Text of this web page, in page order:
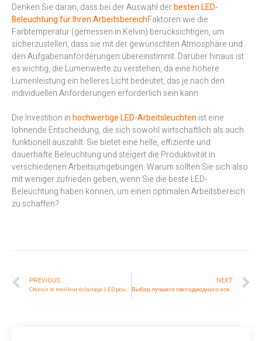
Denken Sie daran, dass bei der Auswahl derbesten LED-
Beleuchtung für Ihren ArbeitsbereichFaktoren wie die
Farbtemperatur (gemessen in Kelvin) berücksichtigen, um
sicherzustellen, dass sie mit der gewünschten Atmosphäre und
den Aufgabenanforderungen übereinstimmt. Darüber hinaus ist
es wichtig, die Lumenwerte zu verstehen, da eine höhere
Lumenleistung ein helleres Licht bedeutet, das je nach den
individuellen Anforderungen erforderlich sein kann
Die Investition inhochwertige LED-Arbeitsleuchten ist eine
lohnende Entscheidung, die sich sowohl wirtschaftlich als auch
funktionell auszahlt. Sie bietet eine helle, effiziente und
dauerhafte Beleuchtung und steigert die Produktivität in
verschiedenen Arbeitsumgebungen. Warum sollten Sie sich also
mit weniger zufrieden geben, wenn Sie die beste LED-
Beleuchtung haben können, um einen optimalen Arbeitsbereich
zu schaffen?
PREVIOUS
Choisir le meilleur éclairage LED pour des espaces de travail optimaux
NEXT
Выбор лучшего светодиодного освещения для оптимального рабочего пространства